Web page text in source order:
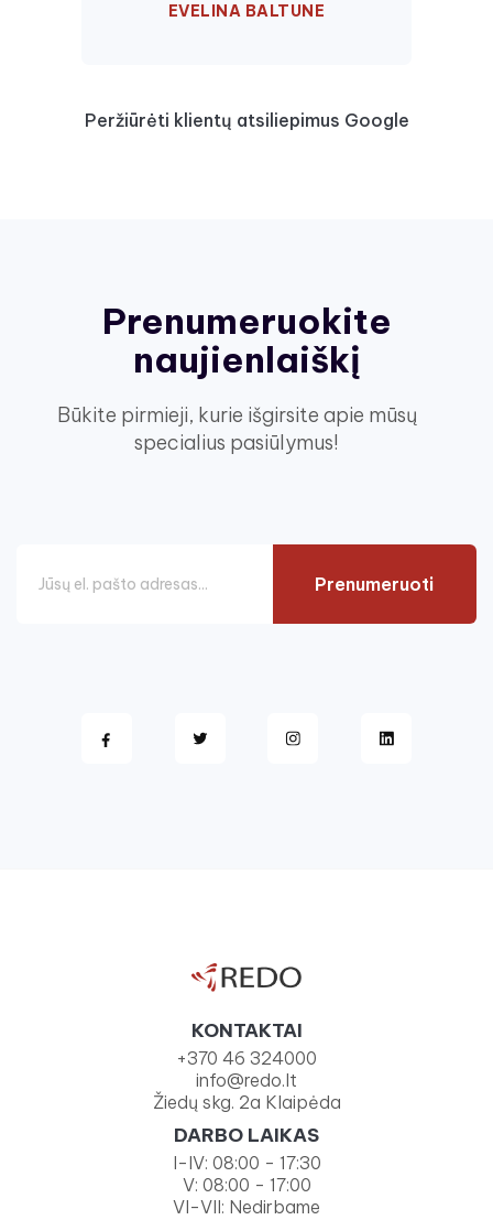
EVELINA BALTUNE
Peržiūrėti klientų atsiliepimus Google
Prenumeruokite
naujienlaiškį
Būkite pirmieji, kurie išgirsite apie mūsų
specialius pasiūlymus!
Prenumeruoti
KONTAKTAI
+370 46 324000
info@redo.lt
Žiedų skg. 2a Klaipėda
DARBO LAIKAS
I-IV: 08:00 - 17:30
V: 08:00 - 17:00
VI-VII: Nedirbame